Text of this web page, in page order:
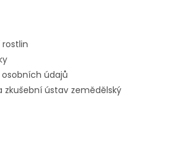
údajů
zkušební ústav zemědělský